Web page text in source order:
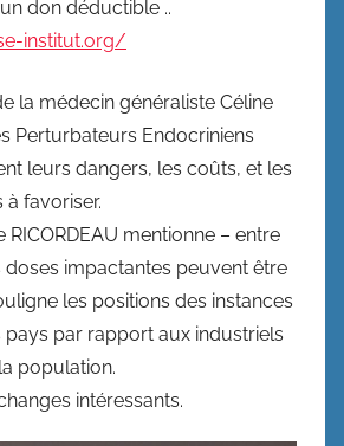
don déductible ..
institut.org/
la médecin généraliste Céline
Perturbateurs Endocriniens
leurs dangers, les coûts, et les
favoriser.
RICORDEAU mentionne – entre
doses impactantes peuvent être
les positions des instances
pays par rapport aux industriels
population.
intéressants.